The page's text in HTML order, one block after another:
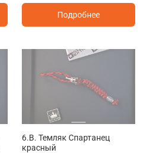
Подробнее
6.B. Темляк Спартанец
красный